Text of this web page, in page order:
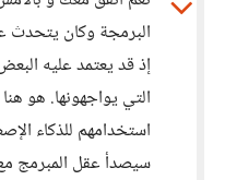
البرمجة وكان يتحدث
إذ قد يعتمد عليه
التي يواجهونها. هو
استخدامهم للذكاء
سيصدأ عقل المبرمج